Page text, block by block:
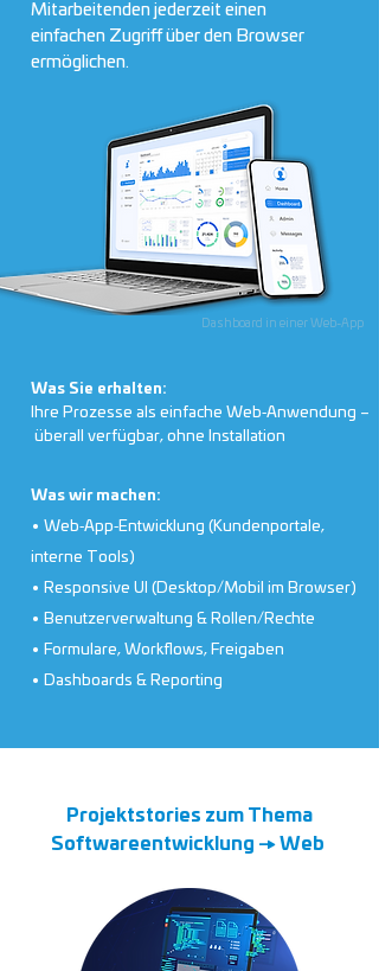
Mitarbeitenden jederzeit einen
einfachen Zugriff über den Browser
ermöglichen.
Dashboard in einer Web-App
Was Sie erhalten:
Ihre Prozesse als einfache Web‑Anwendung –
überall verfügbar, ohne Installation
Was wir machen:
• Web‑App‑Entwicklung (Kundenportale,
interne Tools)
• Responsive UI (Desktop/Mobil im Browser)
• Benutzerverwaltung & Rollen/Rechte
• Formulare, Workflows, Freigaben
• Dashboards & Reporting
Projektstories zum Thema
Softwareentwicklung → Web